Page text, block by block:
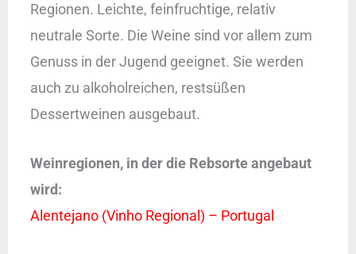
Regionen. Leichte, feinfruchtige, relativ
neutrale Sorte. Die Weine sind vor allem zum
Genuss in der Jugend geeignet. Sie werden
auch zu alkoholreichen, restsüßen
Dessertweinen ausgebaut.
Weinregionen, in der die Rebsorte angebaut
wird:
Alentejano (Vinho Regional) – Portugal